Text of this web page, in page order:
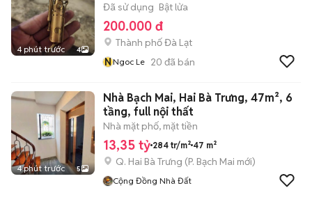
4 phút trước 4
Đã sử dụng Bật lửa
200.000 đ
Thành phố Đà Lạt
NNgoc Le 20 đã bán
4 phút trước 5
Nhà Bạch Mai, Hai Bà Trưng, 47m², 6
tầng, full nội thất
Nhà mặt phố, mặt tiền
13,35 tỷ 284 tr/m² 47 m²
Q. Hai Bà Trưng (P. Bạch Mai mới)
Cộng Đồng Nhà Đất